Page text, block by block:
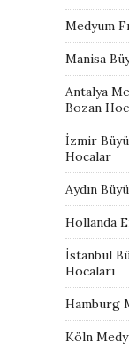
Medyum
Manisa
Antalya
Bozan
İzmir
Hocalar
Aydın
Hollanda
İstanbul
Hocaları
Hamburg
Köln